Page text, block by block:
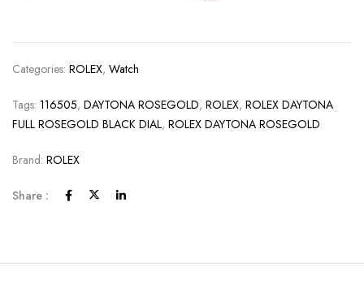
Categories: ROLEX, Watch
Tags: 116505, DAYTONA ROSEGOLD, ROLEX, ROLEX DAYTONA
FULL ROSEGOLD BLACK DIAL, ROLEX DAYTONA ROSEGOLD
Brand: ROLEX
Share :